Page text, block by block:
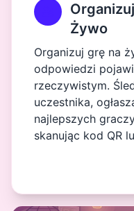
Żywo
Organizuj grę na
odpowiedzi
rzeczywistym.
uczestnika,
najlepszych
skanując kod QR